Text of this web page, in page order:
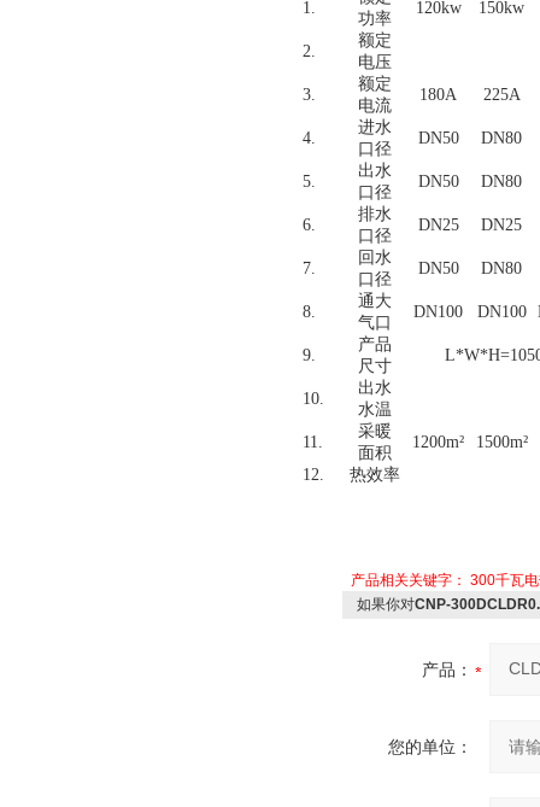
1.
功率
120kw 150kw
2.
额定
电压
3.
额定
电流
180A 225A
4.
进水
口径
DN50 DN80
5.
出水
口径
DN50 DN80
6.
排水
口径
DN25 DN25
7.
回水
口径
DN50 DN80
8.
通大
气口
DN100 DN100
9.
产品
尺寸
10.
出水
水温
11.
采暖
面积
1200m² 1500m²
12.
热效率
产品相关关键字： 300千瓦
如果你对CNP-
产品：
您的单位：